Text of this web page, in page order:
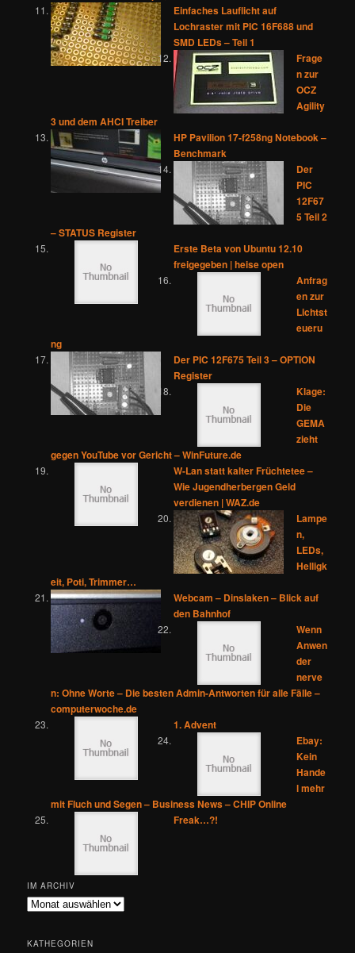
Einfaches Lauflicht auf
Lochraster mit PIC 16F688 und
SMD LEDs – Teil 1
Frage
n zur
OCZ
Agility
3 und dem AHCI Treiber
HP Pavilion 17-f258ng Notebook –
Benchmark
Der
PIC
12F67
5 Teil 2
– STATUS Register
Erste Beta von Ubuntu 12.10
freigegeben | heise open
Anfrag
en zur
Lichtst
eueru
ng
Der PIC 12F675 Teil 3 – OPTION
Register
Klage:
Die
GEMA
zieht
gegen YouTube vor Gericht – WinFuture.de
W-Lan statt kalter Früchtetee –
Wie Jugendherbergen Geld
verdienen | WAZ.de
Lampe
n,
LEDs,
Helligk
eit, Poti, Trimmer…
Webcam – Dinslaken – Blick auf
den Bahnhof
Wenn
Anwen
der
nerve
n: Ohne Worte – Die besten Admin-Antworten für alle Fälle –
computerwoche.de
1. Advent
Ebay:
Kein
Hande
l mehr
mit Fluch und Segen – Business News – CHIP Online
Freak…?!
IM ARCHIV
Im
KATHEGORIEN